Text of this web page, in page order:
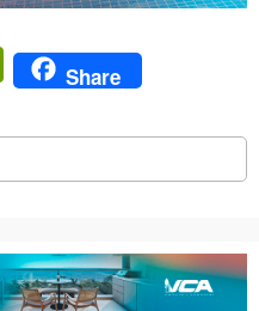
PrintFriendly
Share